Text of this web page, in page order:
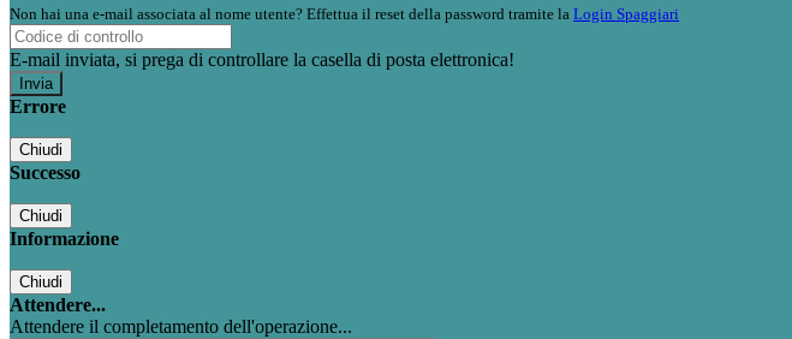
Non hai una e-mail associata al nome utente? Effettua il reset della password tramite la Login Spaggiari
E-mail inviata, si prega di controllare la casella di posta elettronica!
Errore
Chiudi
Successo
Chiudi
Informazione
Chiudi
Attendere...
Attendere il completamento dell'operazione...